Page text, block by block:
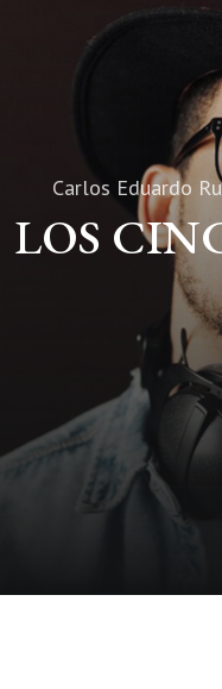
Carlos Eduardo